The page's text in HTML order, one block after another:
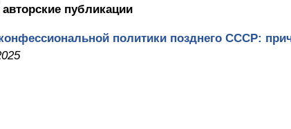
авторские публикации
политики позднего СССР: